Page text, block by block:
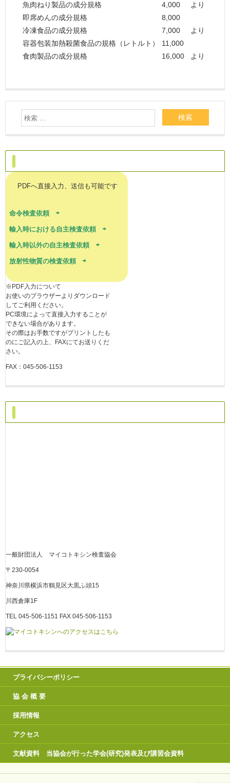
魚肉ねり製品の成分規格
4,000
より
即席めんの成分規格
8,000
冷凍食品の成分規格
7,000
より
容器包装加熱殺菌食品の規格（レトルト）
11,000
食肉製品の成分規格
16,000 より
PDFへ直接入力、送信も可能です
命令検査依頼 ⇨
輸入時における自主検査依頼 ⇨
輸入時以外の自主検査依頼 ⇨
放射性物質の検査依頼 ⇨
※PDF入力について
お使いのブラウザーよりダウンロード
してご利用ください。
PC環境によって直接入力することが
できない場合があります。
その際はお手数ですがプリントしたも
のにご記入の上、FAXにてお送りくだ
さい。
FAX：045-506-1153
一般財団法人 マイコトキシン検査協会
〒230-0054
神奈川県横浜市鶴見区大黒ふ頭15
川西倉庫1F
TEL 045-506-1151 FAX 045-506-1153
プライバシーポリシー
協 会 概 要
採用情報
アクセス
文献資料 当協会が行った学会(研究)発表及び講習会資料